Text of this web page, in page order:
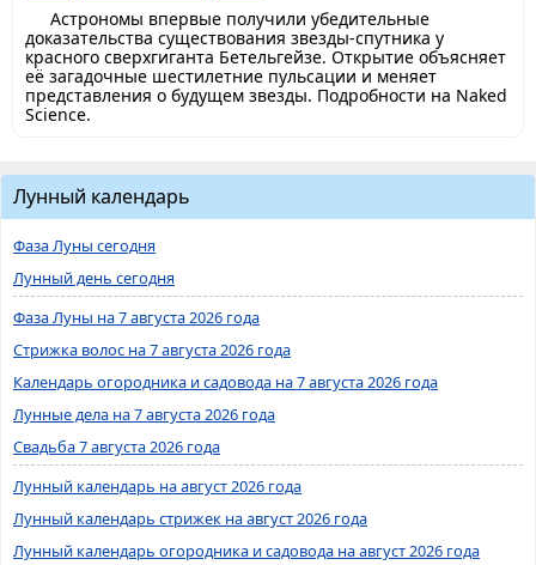
Астрономы впервые получили убедительные
доказательства существования звезды-спутника у
красного сверхгиганта Бетельгейзе. Открытие объясняет
её загадочные шестилетние пульсации и меняет
представления о будущем звезды. Подробности на Naked
Science.
Лунный календарь
Фаза Луны сегодня
Лунный день сегодня
Фаза Луны на 7 августа 2026 года
Стрижка волос на 7 августа 2026 года
Календарь огородника и садовода на 7 августа 2026 года
Лунные дела на 7 августа 2026 года
Свадьба 7 августа 2026 года
Лунный календарь на август 2026 года
Лунный календарь стрижек на август 2026 года
Лунный календарь огородника и садовода на август 2026 года